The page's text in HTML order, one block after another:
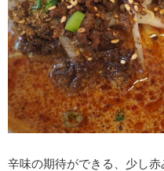
辛味の期待ができる、少し赤